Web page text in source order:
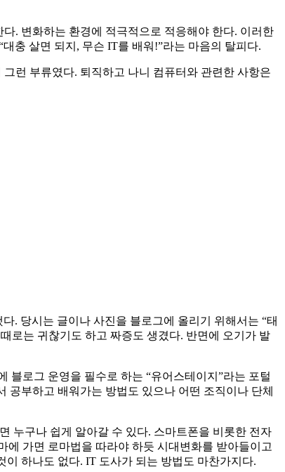
. 변화하는 환경에 적극적으로 적응해야 한다. 이러한
충 살면 되지, 무슨 IT를 배워!”라는 마음의 탈피다.
런 부류였다. 퇴직하고 나니 컴퓨터와 관련한 사항은
. 당시는 글이나 사진을 블로그에 올리기 위해서는 “태
로는 귀찮기도 하고 짜증도 생겼다. 반면에 오기가 발
블로그 운영을 필수로 하는 “유어스테이지”라는 포털
공부하고 배워가는 방법도 있으나 어떤 조직이나 단체
누구나 쉽게 알아갈 수 있다. 스마트폰을 비롯한 전자
에 가면 로마법을 따라야 하듯 시대변화를 받아들이고
하나도 없다. IT 도사가 되는 방법도 마찬가지다.